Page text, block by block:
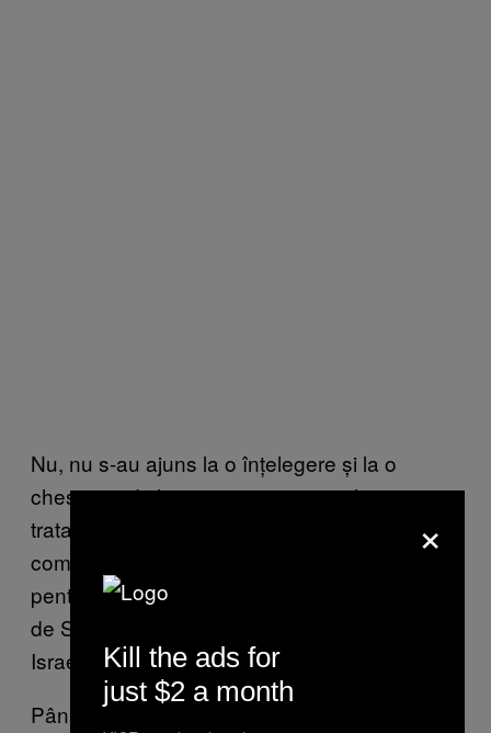
Nu, nu s-au ajuns la o înțelegere și la o
chestiune diplomatică, nu s-au realizat
tratative. Evreii care emigrau primeau de la
comuniști o autorizație, bineînțeles falsă,
pentru a pleca spre diferite țări din America
de Sud, dar, de fapt, aceștia erau trimiși în
Israel.
Până la urmă, vânzarea s-a făcut cu valută,
×
Kill the ads for
just $2 a month